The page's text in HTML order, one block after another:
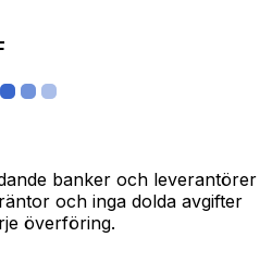
banker och leverantörer
och inga dolda avgifter
överföring.